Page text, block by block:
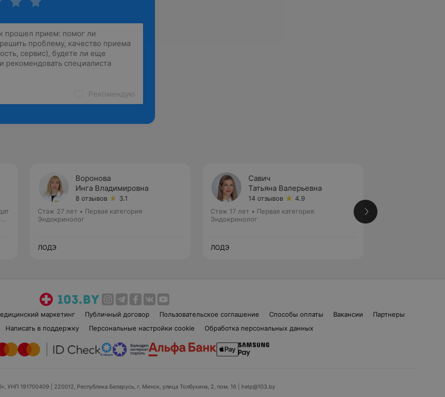
Рекомендую
Воронова
Инга Владимировна
8 отзывов
3.1
Стаж 27 лет • Первая категория
Эндокринолог
ЛОДЭ
Савич
Татьяна Валерьевна
14 отзывов
4.9
Стаж 17 лет • Первая категория
Эндокринолог
ЛОДЭ
маркетинг Публичный договор Пользовательское соглашение Способы оплаты Вакансии
Партнеры
Написать в поддержку Персональные настройки cookie Обработка персональных данных
УНП 191700409 | 220012, Республика Беларусь, г. Минск, улица Толбухина, 2, пом. 16 | help@103.by